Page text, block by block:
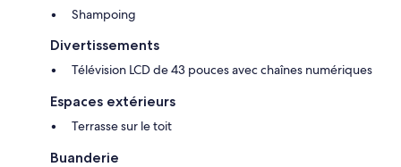
Shampoing
Divertissements
Télévision LCD de 43 pouces avec chaînes numériques
Espaces extérieurs
Terrasse sur le toit
Buanderie